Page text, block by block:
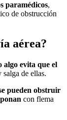
paramédicos,
de obstrucción
aérea?
algo evita que el
salga de ellas.
pueden obstruir
con flema